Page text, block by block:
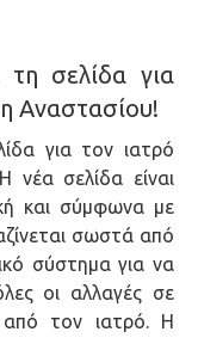
σελίδα για
Αναστασίου!
για τον ιατρό
νέα σελίδα είναι
και σύμφωνα με
σωστά από
σύστημα για να
οι αλλαγές σε
από τον ιατρό. Η